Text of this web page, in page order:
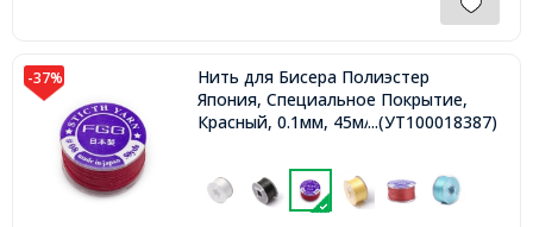
-37%
Нить для Бисера Полиэстер
Япония, Специальное Покрытие,
Красный, 0.1мм, 45м/катушка,
...(УТ100018387)